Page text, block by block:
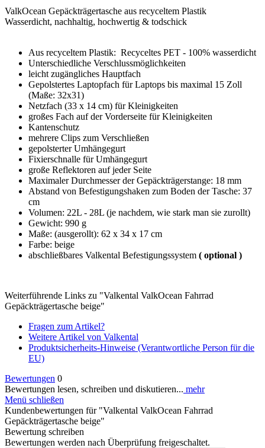
ValkOcean Gepäckträgertasche aus recyceltem Plastik
Wasserdicht, nachhaltig, hochwertig & todschick
Aus recyceltem Plastik: Recyceltes PET - 100% wasserdicht
Unterschiedliche Verschlussmöglichkeiten
leicht zugängliches Hauptfach
Gepolstertes Laptopfach für Laptops bis maximal 15 Zoll
(Maße: 32x31)
Netzfach (33 x 14 cm) für Kleinigkeiten
großes Fach auf der Vorderseite für Kleinigkeiten
Kantenschutz
mehrere Clips zum Verschließen
gepolsterter Umhängegurt
Fixierschnalle für Umhängegurt
große Reflektoren auf jeder Seite
Maximaler Durchmesser der Gepäckträgerstange: 18 mm
Abstand von Befestigungshaken zum Boden der Tasche: 37
cm
Volumen: 22L - 28L (je nachdem, wie stark man sie zurollt)
Gewicht: 990 g
Maße: (ausgerollt): 62 x 34 x 17 cm
Farbe: beige
abschließbares Valkental Befestigungssystem ( optional )
Weiterführende Links zu "Valkental ValkOcean Fahrrad
Gepäckträgertasche beige"
Fragen zum Artikel?
Weitere Artikel von Valkental
Produktsicherheits-Hinweise (Verantwortliche Person für die
EU)
Bewertungen 0
Bewertungen lesen, schreiben und diskutieren... mehr
Menü schließen
Kundenbewertungen für "Valkental ValkOcean Fahrrad
Gepäckträgertasche beige"
Bewertung schreiben
Bewertungen werden nach Überprüfung freigeschaltet.